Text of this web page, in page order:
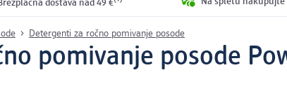
dostava nad 49 €
Detergenti za ročno pomivanje posode
pomivanje posode